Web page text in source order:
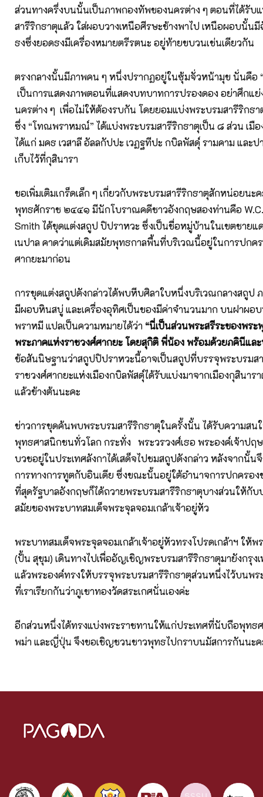
ส่วนทางครึ่งบนนั้นเป็นภาพกองทัพของนครต่าง ๆ ตอนที่ได้รับ
สารีริกธาตุแล้ว ใส่ผอบวางเหนือศีรษะช้างพาไป เหนือผอบนั้น
ธงซึ่งยอดธงมีเครื่องหมายตรีรตนะ อยู่ท้ายขบวนเช่นเดียวกัน
ตรงกลางนั้นมีภาพคน ๆ หนึ่งปรากฏอยู่ในซุ้มจั่วหน้ามุข นั่นคื
เป็นการแสดงภาพตอนที่แสดงบทบาทการปรองดอง อย่าศึกแย่
นครต่าง ๆ เพื่อไม่ให้ต้องรบกัน โดยยอมแบ่งพระบรมสารีริกธ
ซึ่ง “โทณพราหมณ์” ได้แบ่งพระบรมสารีริกธาตุเป็น ๘ ส่วน เมือ
ได้แก่ มคธ เวสาลี อัลลกัปปะ เวฏฐทีปะ กบิลพัสดุ์ รามคาม และ
เก็บไว้ที่กุสินารา
ขอเพิ่มเติมเกร็ดเล็ก ๆ เกี่ยวกับพระบรมสารีริกธาตุสักหน่อยนะค
พุทธศักราช ๒๔๔๑ มีนักโบราณคดีชาวอังกฤษสองท่านคือ W.C.
Smith ได้ขุดแต่งสถูป ปิปราหวะ ซึ่งเป็นชื่อหมู่บ้านในเขตชาย
เนปาล คาดว่าแต่เดิมสมัยพุทธกาลพื้นที่บริเวณนี้อยู่ในการปกค
ศากยะมาก่อน
การขุดแต่งสถูปดังกล่าวได้พบหีบศิลาใบหนึ่งบริเวณกลางสถูป
มีผอบหินสบู่ และเครื่องอุทิศเป็นของมีค่าจำนวนมาก บนฝาผอ
พราหมี แปลเป็นความหมายได้ว่า “นี่เป็นส่วนพระสรีระของพระ
พระภาคแห่งราชวงศ์ศากยะ โดยสุกิติ พี่น้อง พร้อมด้วยภคินีแล
ข้อสันนิษฐานว่าสถูปปิปราหวะนี้อาจเป็นสถูปที่บรรจุพระบรมส
ราชวงศ์ศากยะแห่งเมืองกบิลพัสดุ์ได้รับแบ่งมาจากเมืองกุสินาร
แล้วข้างต้นนะคะ
ข่าวการขุดค้นพบพระบรมสารีริกธาตุในครั้งนั้น ได้รับความสน
พุทธศาสนิกชนทั่วโลก กระทั่ง พระวรวงศ์เธอ พระองค์เจ้าปฤ
บวชอยู่ในประเทศลังกาได้เสด็จไปชมสถูปดังกล่าว หลังจากนั้น
การทางการทูตกับอินเดีย ซึ่งขณะนั้นอยู่ใต้อำนาจการปกครอ
ที่สุดรัฐบาลอังกฤษก็ได้ถวายพระบรมสารีริกธาตุบางส่วนให้กับ
สมัยของพระบาทสมเด็จพระจุลจอมเกล้าเจ้าอยู่หัว
พระบาทสมเด็จพระจุลจอมเกล้าเจ้าอยู่หัวทรงโปรดเกล้าฯ ให้
(ปั้น สุขุม) เดินทางไปเพื่ออัญเชิญพระบรมสารีริกธาตุมายังกรุง
แล้วพระองค์ทรงให้บรรจุพระบรมสารีริกธาตุส่วนหนึ่งไว้บนพ
ที่เราเรียกกันว่าภูเขาทองวัดสระเกศนั่นเองค่ะ
อีกส่วนหนึ่งได้ทรงแบ่งพระราชทานให้แก่ประเทศที่นับถือพุทธ
พม่า และญี่ปุ่น จึงขอเชิญชวนชาวพุทธไปกราบนมัสการกันนะค